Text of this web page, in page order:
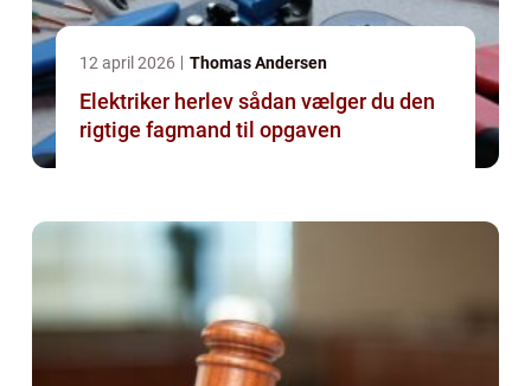
12 april 2026 Thomas Andersen
Elektriker herlev sådan vælger du den
rigtige fagmand til opgaven